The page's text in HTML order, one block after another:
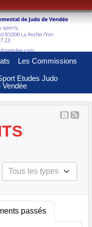
Les Commissions
Etudes Judo
Vendée
passés